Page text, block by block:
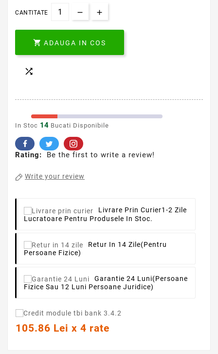
CANTITATE
 ADAUGA IN COS

In Stoc 14 Bucati Disponibile
Rating: Be the first to write a review!
Write your review
Livrare Prin Curier1-2 Zile
Lucratoare Pentru Produsele In Stoc.
Retur In 14 Zile(pentru
Persoane Fizice)
Garantie 24 Luni(persoane
Fizice Sau 12 Luni Persoane Juridice)
105.86 Lei x 4 rate